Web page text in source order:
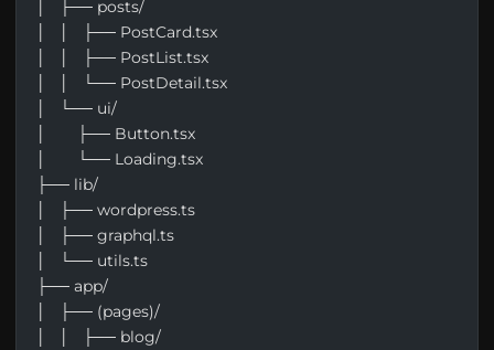
│   ├── posts/
│   │   ├── PostCard.tsx
│   │   ├── PostList.tsx
│   │   └── PostDetail.tsx
│   └── ui/
│       ├── Button.tsx
│       └── Loading.tsx
├── lib/
│   ├── wordpress.ts
│   ├── graphql.ts
│   └── utils.ts
├── app/
│   ├── (pages)/
│   │   ├── blog/